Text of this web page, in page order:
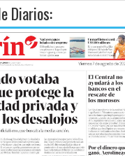
Diarios: